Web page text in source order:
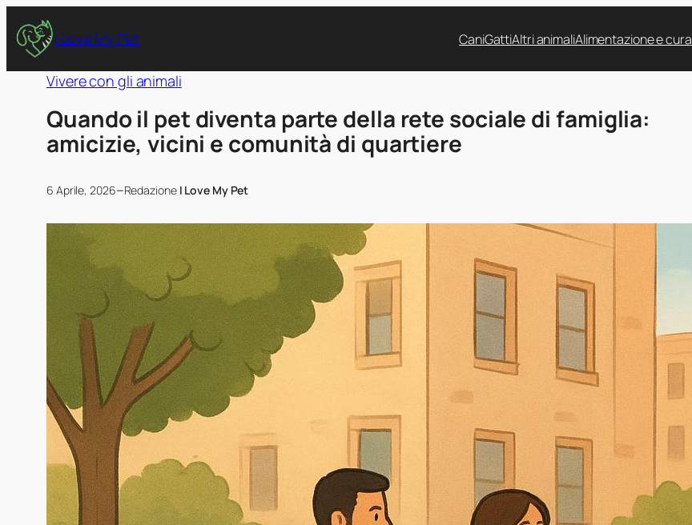
I Love My Pet CaniGattiAltri animaliAlimentazione e cura
Vivere con gli animali
Quando il pet diventa parte della rete sociale di famiglia:
amicizie, vicini e comunità di quartiere
6 Aprile, 2026–Redazione I Love My Pet